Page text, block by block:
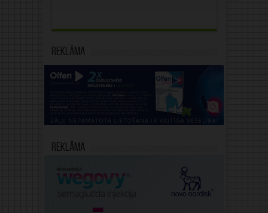
Reklāma
Reklāma